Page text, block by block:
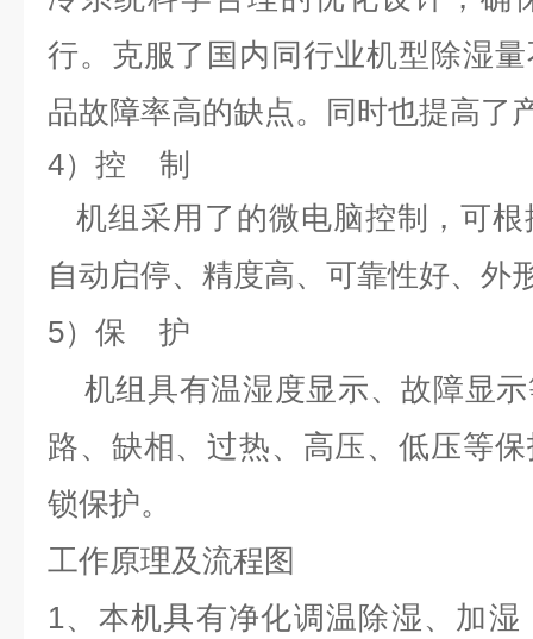
行。克服了国内同行业机型除湿
品故障率高的缺点。同时也提高了
4）控 制
机组采用了的微电脑控制，可
自动启停、精度高、可靠性好、外
5）保 护
机组具有温湿度显示、故障显
路、缺相、过热、高压、低压等
锁保护。
工作原理及流程图
1、本机具有净化调温除湿、加湿